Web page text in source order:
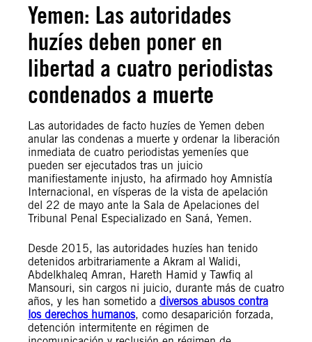
Yemen: Las autoridades
huzíes deben poner en
libertad a cuatro periodistas
condenados a muerte
Las autoridades de facto huzíes de Yemen deben
anular las condenas a muerte y ordenar la liberación
inmediata de cuatro periodistas yemeníes que
pueden ser ejecutados tras un juicio
manifiestamente injusto, ha afirmado hoy Amnistía
Internacional, en vísperas de la vista de apelación
del 22 de mayo ante la Sala de Apelaciones del
Tribunal Penal Especializado en Saná, Yemen.
Desde 2015, las autoridades huzíes han tenido
detenidos arbitrariamente a Akram al Walidi,
Abdelkhaleq Amran, Hareth Hamid y Tawfiq al
Mansouri, sin cargos ni juicio, durante más de cuatro
años, y les han sometido a diversos abusos contra
los derechos humanos, como desaparición forzada,
detención intermitente en régimen de